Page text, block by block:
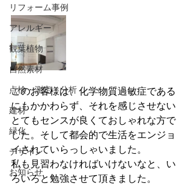
リフォーム事例
アレルギー
観葉植物
自然素材
点検・測定・分析
建材
緑化
デザイン
お知らせ
このお客様は、化学物質過敏症である
にもかかわらず、それを感じさせない
とてもセンスが良くておしゃれな方で
した。そして都会的で生活をエンジョ
イされていらっしゃいました。
私も見習わなければいけないなと、い
ろいろと勉強させて頂きました。